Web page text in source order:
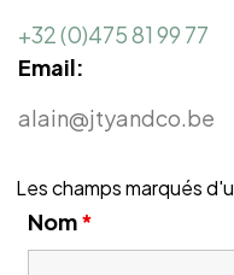
+32 (0)475 81 99 77
Email:
alain@jtyandco.be
Les champs marqués
Nom*